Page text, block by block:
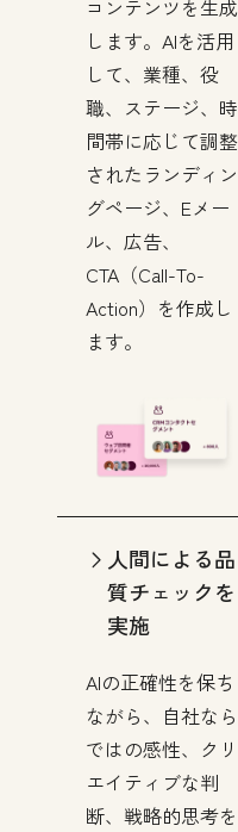
コンテンツを生成
します。AIを活用
して、業種、役
職、ステージ、時
間帯に応じて調整
されたランディン
グページ、Eメー
ル、広告、
CTA（Call-To-
Action）を作成し
ます。
人間による品
質チェックを
実施
AIの正確性を保ち
ながら、自社なら
ではの感性、クリ
エイティブな判
断、戦略的思考を